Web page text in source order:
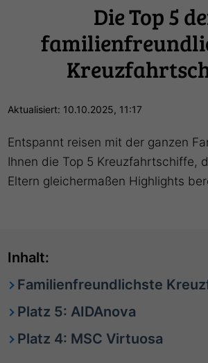
Die Top 5
Aktualisiert: 10.10.2025, 11:17
Entspannt reisen mit der ganzen
Ihnen die Top 5 Kreuzfahrtschiffe,
Eltern gleichermaßen Highlights
Inhalt:
Familienfreundlichste
Platz 5: AIDAnova
Platz 4: MSC Virtuosa